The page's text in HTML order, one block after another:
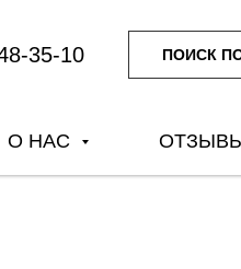
35-10 ПОИСК
О НАС